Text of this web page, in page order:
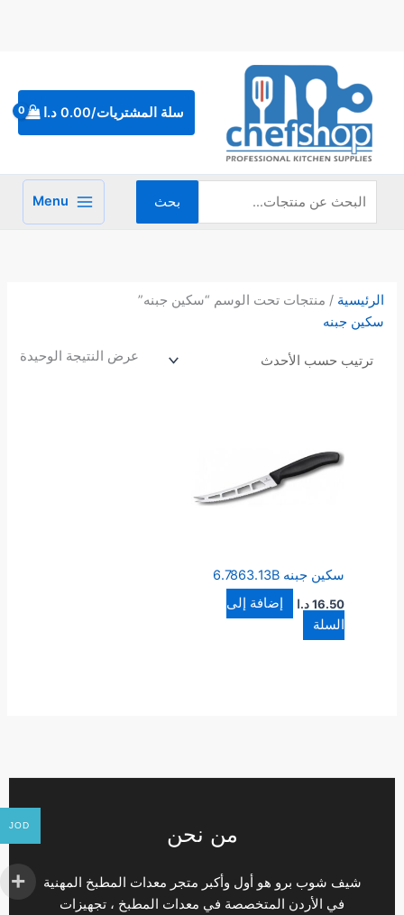
سلة المشتريات/0.00 د.ا
عن:
بحث Menu
الرئيسية / منتجات تحت الوسم “سكين جبنه”
سكين جبنه
عرض النتيجة الوحيدة
سكين جبنه 6.7863.13B
16.50 د.ا
إضافة إلى
السلة
من نحن
شيف شوب برو هو أول وأكبر متجر معدات المطبخ المهنية
في الأردن المتخصصة في معدات المطبخ ، تجهيزات
JOD